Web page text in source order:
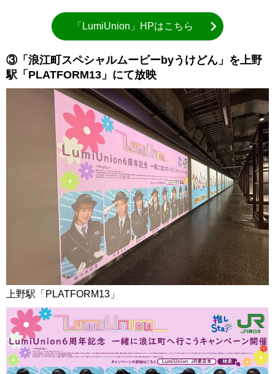
「LumiUnion」HPはこちら
③「浪江町スペシャルムービーbyうけどん」を上野
駅「PLATFORM13」にて放映
上野駅「PLATFORM13」